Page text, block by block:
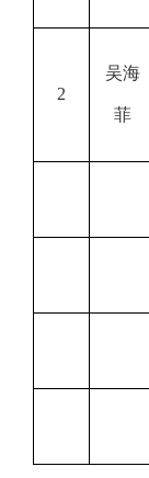
2
吴海
菲